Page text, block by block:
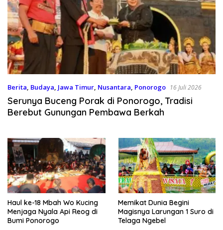
Berita, Budaya, Jawa Timur, Nusantara, Ponorogo 16 Juli 2026
Serunya Buceng Porak di Ponorogo, Tradisi
Berebut Gunungan Pembawa Berkah
Haul ke-18 Mbah Wo Kucing
Menjaga Nyala Api Reog di
Bumi Ponorogo
Memikat Dunia Begini
Magisnya Larungan 1 Suro di
Telaga Ngebel